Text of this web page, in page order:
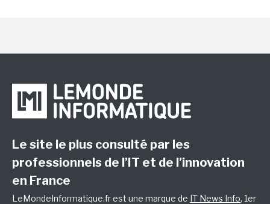
Le site le plus consulté par les
professionnels de l’IT et de l’innovation
en France
LeMondeInformatique.fr est une marque de IT News Info, 1er